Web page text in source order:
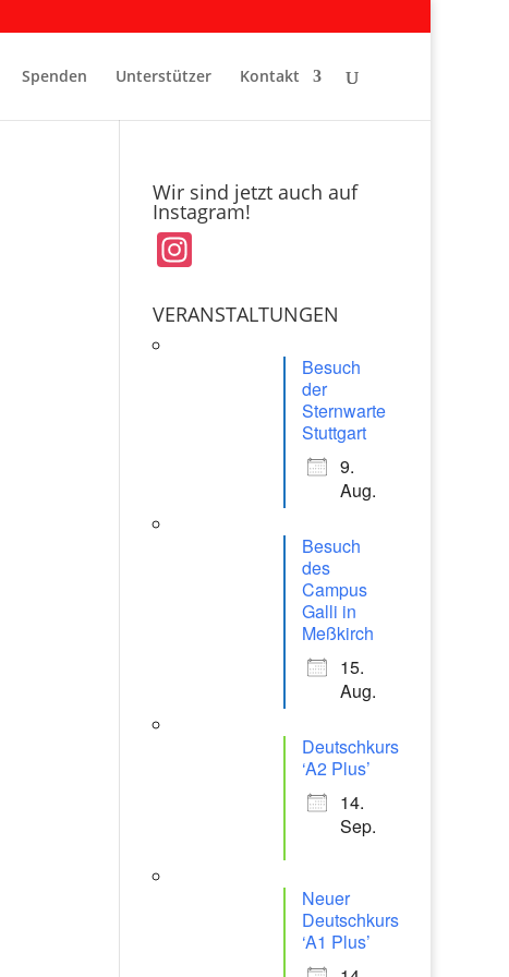
Spenden Unterstützer Kontakt
Wir sind jetzt auch auf
Instagram!
In
a
VERANSTALTUNGEN
Besuch
der
Sternwarte
Stuttgart
9.
Aug.
Besuch
des
Campus
Galli in
Meßkirch
15.
Aug.
Deutschkurs
‘A2 Plus’
14.
Sep.
Neuer
Deutschkurs
‘A1 Plus’